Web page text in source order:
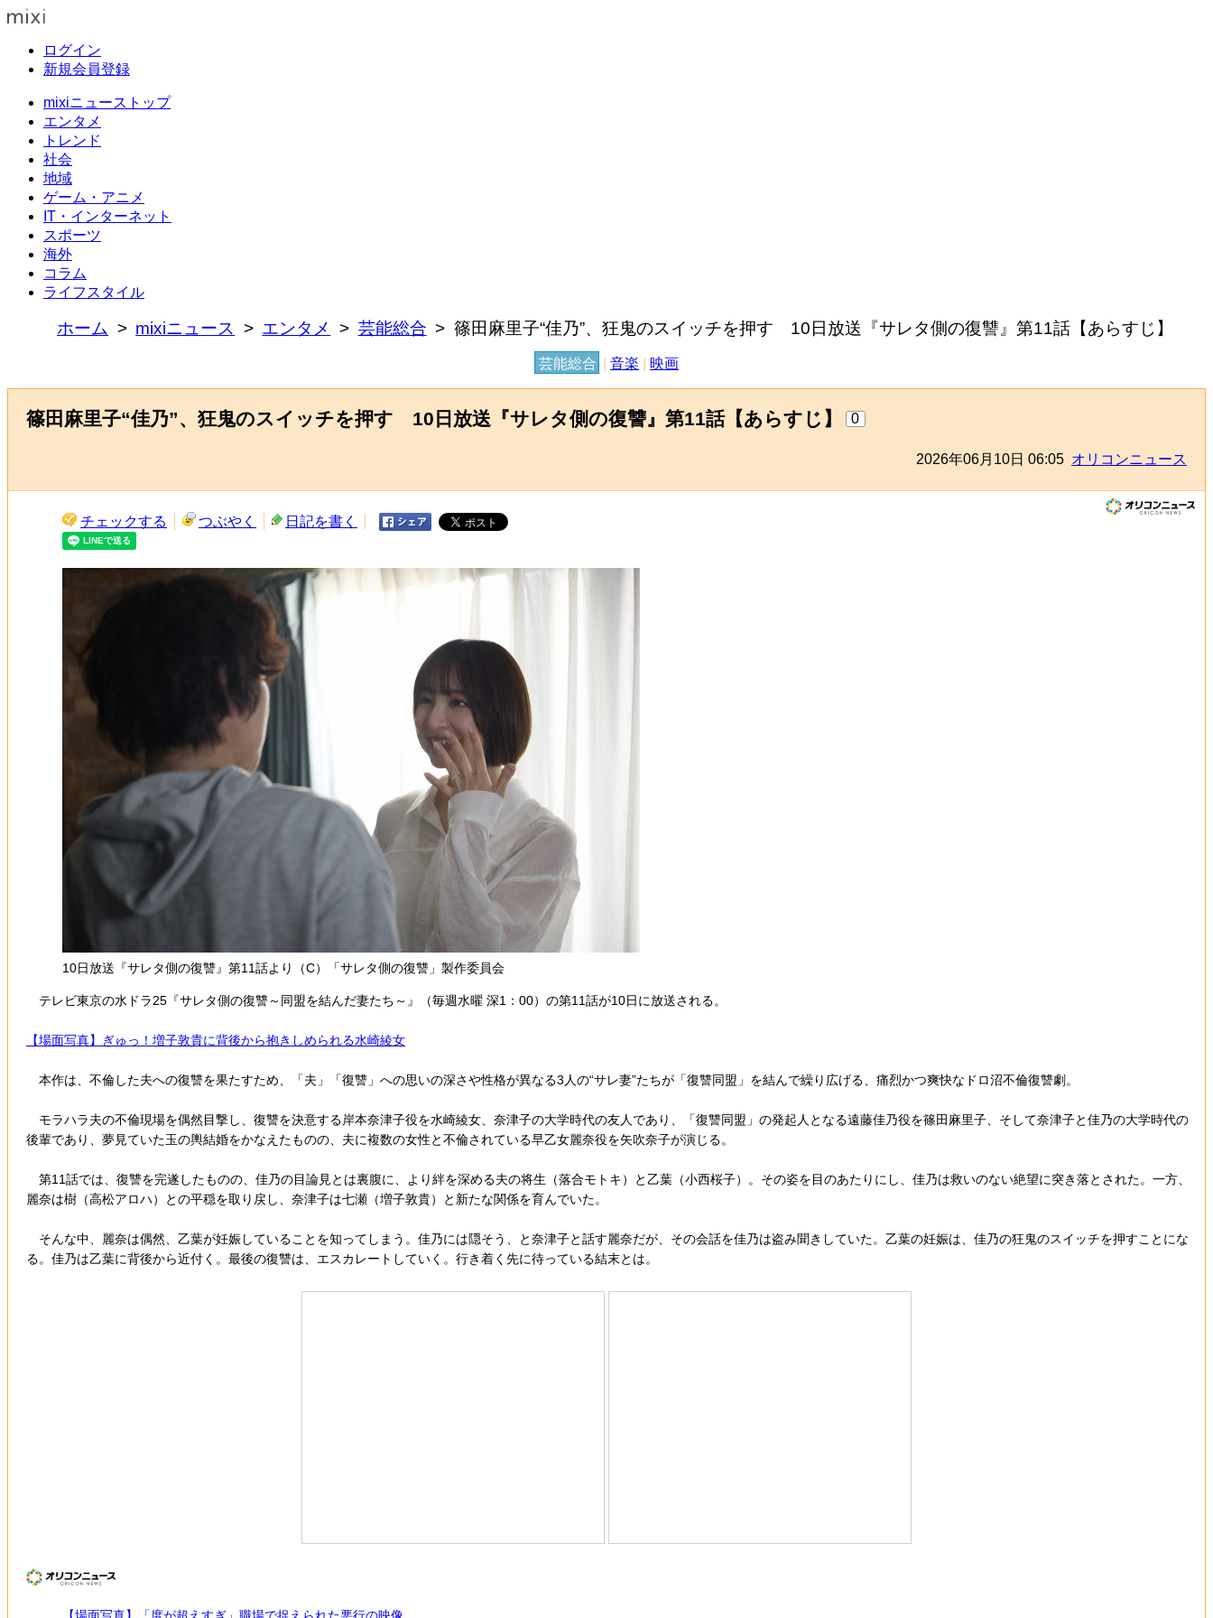
ログイン
新規会員登録
mixiニューストップ
エンタメ
トレンド
社会
地域
ゲーム・アニメ
IT・インターネット
スポーツ
海外
コラム
ライフスタイル
ホーム mixiニュース エンタメ 芸能総合 篠田麻里子“佳乃”、狂鬼のスイッチを押す 10日放送『サレタ側の復讐』第11話【あらすじ】
芸能総合 音楽 映画
篠田麻里子“佳乃”、狂鬼のスイッチを押す 10日放送『サレタ側の復讐』第11話【あらすじ】 0
2026年06月10日 06:05 オリコンニュース
チェックする つぶやく 日記を書く
10日放送『サレタ側の復讐』第11話より（C）「サレタ側の復讐」製作委員会
テレビ東京の水ドラ25『サレタ側の復讐～同盟を結んだ妻たち～』（毎週水曜 深1：00）の第11話が10日に放送される。
【場面写真】ぎゅっ！増子敦貴に背後から抱きしめられる水崎綾女
本作は、不倫した夫への復讐を果たすため、「夫」「復讐」への思いの深さや性格が異なる3人の“サレ妻”たちが「復讐同盟」を結んで繰り広げる、痛烈かつ爽快なドロ沼不倫復讐劇。
モラハラ夫の不倫現場を偶然目撃し、復讐を決意する岸本奈津子役を水崎綾女、奈津子の大学時代の友人であり、「復讐同盟」の発起人となる遠藤佳乃役を篠田麻里子、そして奈津子と佳乃の大学時代の
後輩であり、夢見ていた玉の輿結婚をかなえたものの、夫に複数の女性と不倫されている早乙女麗奈役を矢吹奈子が演じる。
第11話では、復讐を完遂したものの、佳乃の目論見とは裏腹に、より絆を深める夫の将生（落合モトキ）と乙葉（小西桜子）。その姿を目のあたりにし、佳乃は救いのない絶望に突き落とされた。一方、
麗奈は樹（高松アロハ）との平穏を取り戻し、奈津子は七瀬（増子敦貴）と新たな関係を育んでいた。
そんな中、麗奈は偶然、乙葉が妊娠していることを知ってしまう。佳乃には隠そう、と奈津子と話す麗奈だが、その会話を佳乃は盗み聞きしていた。乙葉の妊娠は、佳乃の狂鬼のスイッチを押すことにな
る。佳乃は乙葉に背後から近付く。最後の復讐は、エスカレートしていく。行き着く先に待っている結末とは。